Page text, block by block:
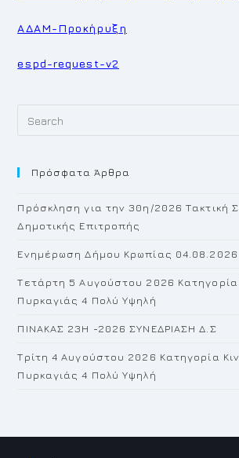
ΑΔΑΜ-Προκήρυξη
espd-request-v2
Πρόσφατα Άρθρα
Πρόσκληση για την 30η/2026 Τακτική
Δημοτικής Επιτροπής
Ενημέρωση Δήμου Κρωπίας 04.08.2026
Τετάρτη 5 Αυγούστου 2026 Κατηγορία
Πυρκαγιάς 4 Πολύ Υψηλή
ΠΙΝΑΚΑΣ 23H -2026 ΣΥΝΕΔΡΙΑΣΗ Δ.Σ
Τρίτη 4 Αυγούστου 2026 Κατηγορία
Πυρκαγιάς 4 Πολύ Υψηλή